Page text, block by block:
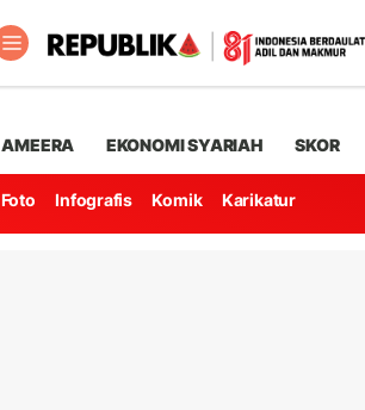
AMEERA EKONOMI SYARIAH SKOR
Foto Infografis Komik Karikatur